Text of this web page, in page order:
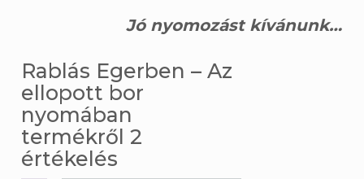
Jó nyomozást kívánunk…
Rablás Egerben – Az
ellopott bor
nyomában
termékről 2
értékelés